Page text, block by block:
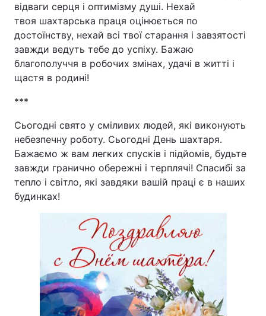
відваги серця і оптимізму душі. Нехай
твоя шахтарська праця оцінюється по
достоїнству, нехай всі твої старання і завзятості
завжди ведуть тебе до успіху. Бажаю
благополуччя в робочих змінах, удачі в житті і
щастя в родині!
***
Сьогодні свято у сміливих людей, які виконують
небезпечну роботу. Сьогодні День шахтаря.
Бажаємо ж вам легких спусків і підйомів, будьте
завжди гранично обережні і терплячі! Спасибі за
тепло і світло, які завдяки вашій праці є в наших
будинках!